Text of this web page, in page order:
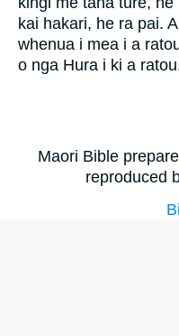
kai hakari, he ra pai.
whenua i mea i a
o nga Hura i ki a
Maori Bible
reproduced